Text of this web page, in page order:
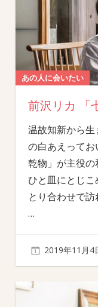
あの人に会いたい
前沢リカ 「
温故知新から
の白あえって
乾物」が主役
ひと皿にとじ
とり合わせで
…
2019年11月4